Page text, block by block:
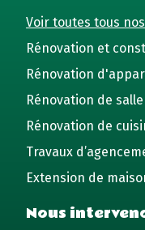
Voir toutes tous
Rénovation et
Rénovation
Rénovation de
Rénovation de
Travaux
Extension de
Nous